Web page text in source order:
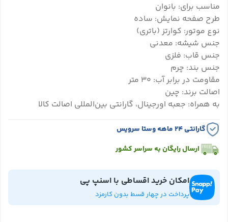
مناسب برای: بانوان
طرح صفحه نمایش: ساده
نوع موتور: کوارتز (باتری)
جنس شیشه: معدنی
جنس قاب: فلزی
جنس بند: چرم
مقاومت در برابر آب: 30 متر
اصالت برند: چین
به همراه: جعبه اورجینال، گارانتی بین‌المللی اصالت کالا
گارانتی ۲۴ ماهه وستا سرویس
ارسال رایگان به سراسر کشور
امکان خرید اقساطی با اسنپ پی
پرداخت در چهار قسط بدون کارمزد